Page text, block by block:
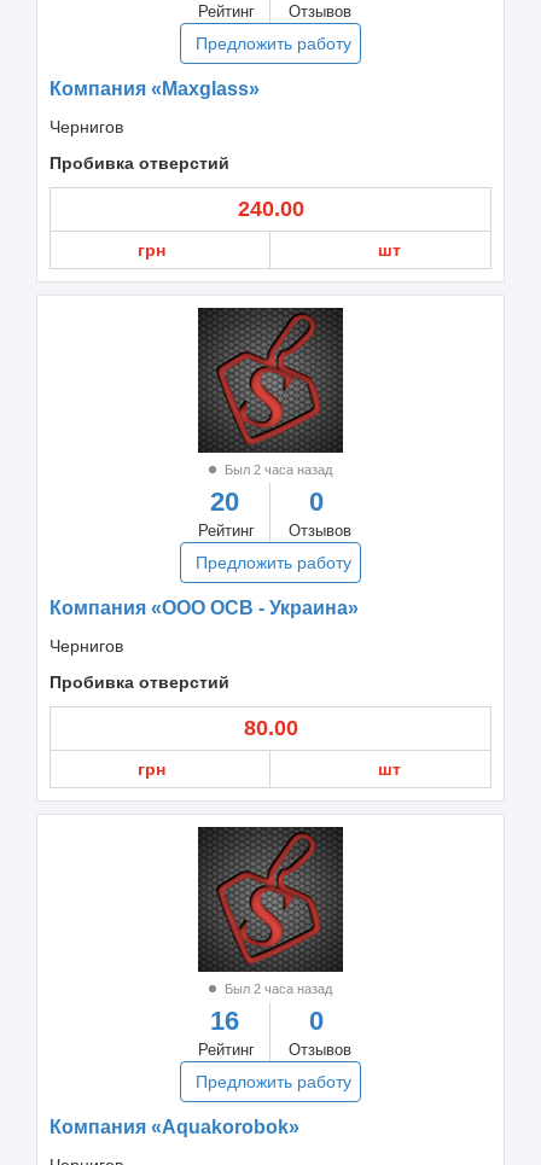
Рейтинг Отзывов
Предложить работу
Компания «Maxglass»
Чернигов
Пробивка отверстий
240.00
грн шт
Был 2 часа назад
20
Рейтинг
0
Отзывов
Предложить работу
Компания «ООО ОСВ - Украина»
Чернигов
Пробивка отверстий
80.00
грн шт
Был 2 часа назад
16
Рейтинг
0
Отзывов
Предложить работу
Компания «Aquakorobok»